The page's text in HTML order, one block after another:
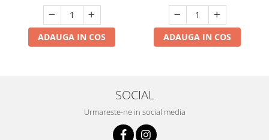
ADAUGA IN COS ADAUGA IN COS
SOCIAL
Urmareste-ne in social media